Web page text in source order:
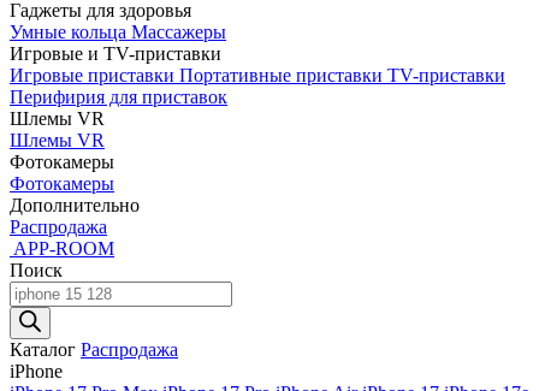
Гаджеты для здоровья
Умные кольца Массажеры
Игровые и TV-приставки
Игровые приставки Портативные приставки TV-приставки
Перифирия для приставок
Шлемы VR
Шлемы VR
Фотокамеры
Фотокамеры
Дополнительно
Распродажа
APP-ROOM
Поиск
Поиск
товаров
Каталог Распродажа
iPhone